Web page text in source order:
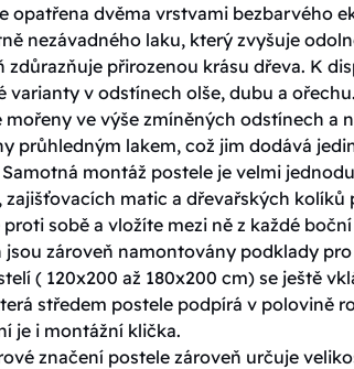
opatřena dvěma vrstvami bezbarvého
nezávadného laku, který zvyšuje
zdůrazňuje přirozenou krásu dřeva. K
varianty v odstínech olše, dubu a
mořeny ve výše zmíněných odstínech a
průhledným lakem, což jim dodává
montáž postele je velmi
zajišťovacích matic a dřevařských kolíků
proti sobě a vložíte mezi ně z každé
jsou zároveň namontovány podklady
( 120x200 až 180x200 cm) se ještě
středem postele podpírá v polovině
je i montážní klička.
značení postele zároveň určuje